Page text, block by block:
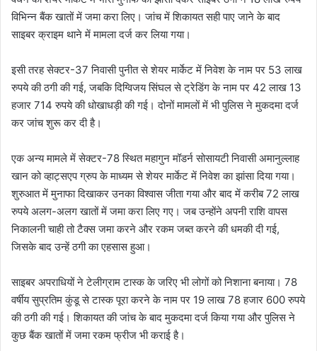
विभिन्न बैंक खातों में जमा करा लिए। जांच में शिकायत सही पाए जाने के बाद
साइबर क्राइम थाने में मामला दर्ज कर लिया गया।
इसी तरह सेक्टर-37 निवासी पुनीत से शेयर मार्केट में निवेश के नाम पर 53 लाख
रुपये की ठगी की गई, जबकि दिग्विजय सिंघल से ट्रेडिंग के नाम पर 42 लाख 13
हजार 714 रुपये की धोखाधड़ी की गई। दोनों मामलों में भी पुलिस ने मुकदमा दर्ज
कर जांच शुरू कर दी है।
एक अन्य मामले में सेक्टर-78 स्थित महागुन मॉडर्न सोसायटी निवासी अमानुल्लाह
खान को व्हाट्सएप ग्रुप के माध्यम से शेयर मार्केट में निवेश का झांसा दिया गया।
शुरुआत में मुनाफा दिखाकर उनका विश्वास जीता गया और बाद में करीब 72 लाख
रुपये अलग-अलग खातों में जमा करा लिए गए। जब उन्होंने अपनी राशि वापस
निकालनी चाही तो टैक्स जमा करने और रकम जब्त करने की धमकी दी गई,
जिसके बाद उन्हें ठगी का एहसास हुआ।
साइबर अपराधियों ने टेलीग्राम टास्क के जरिए भी लोगों को निशाना बनाया। 78
वर्षीय सुप्रतिम कुंडू से टास्क पूरा करने के नाम पर 19 लाख 78 हजार 600 रुपये
की ठगी की गई। शिकायत की जांच के बाद मुकदमा दर्ज किया गया और पुलिस ने
कुछ बैंक खातों में जमा रकम फ्रीज भी कराई है।